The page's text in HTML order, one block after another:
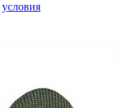
условия